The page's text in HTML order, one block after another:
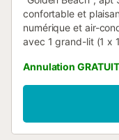
confortable et
numérique et air-
avec 1 grand-lit (1 x
cm, longueur 190
vaisselle, 4 plaques
congélateur, gril,
numérique. Bain/
chauffage à air
Annulation